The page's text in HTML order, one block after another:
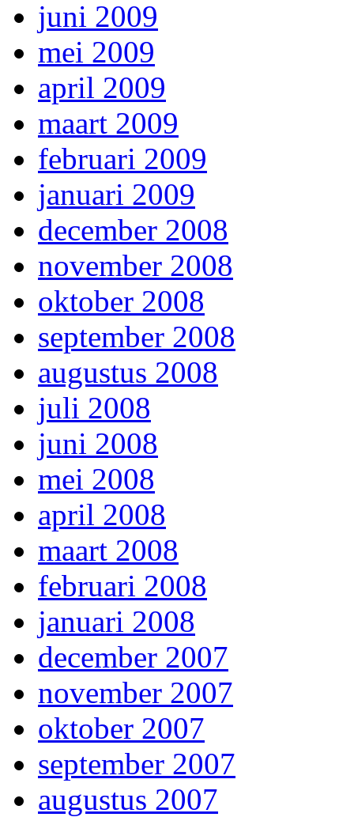
juni 2009
mei 2009
april 2009
maart 2009
februari 2009
januari 2009
december 2008
november 2008
oktober 2008
september 2008
augustus 2008
juli 2008
juni 2008
mei 2008
april 2008
maart 2008
februari 2008
januari 2008
december 2007
november 2007
oktober 2007
september 2007
augustus 2007